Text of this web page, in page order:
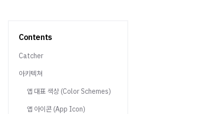
Contents
Catcher
아키텍쳐
앱 대표 색상 (Color Schemes)
앱 아이콘 (App Icon)